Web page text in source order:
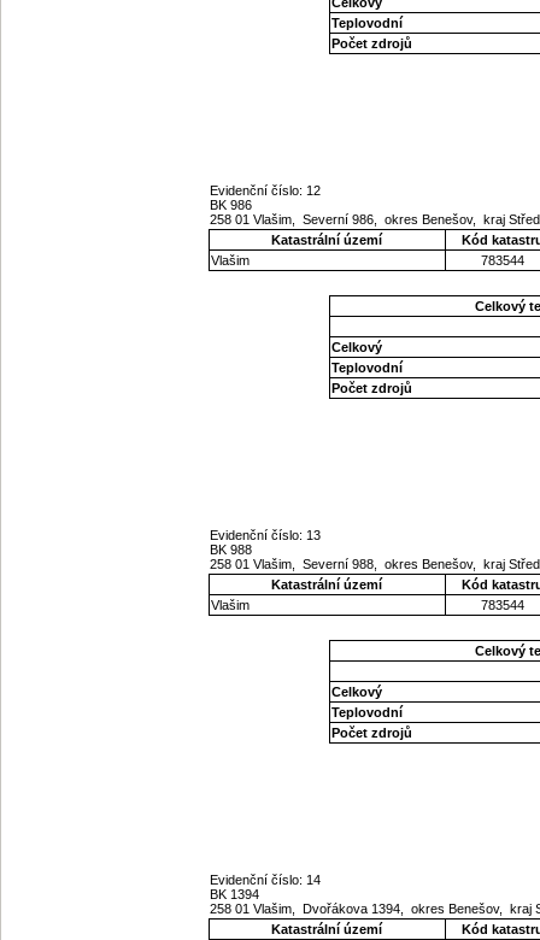
Teplovodní
Počet zdrojů
Evidenční číslo: 12
BK 986
258 01 Vlašim, Severní 986, okres Benešov, kraj
Katastrální území
Kód
Vlašim
783544
Celkový
Celkový
Teplovodní
Počet zdrojů
Evidenční číslo: 13
BK 988
258 01 Vlašim, Severní 988, okres Benešov, kraj
Katastrální území
Kód
Vlašim
783544
Celkový
Celkový
Teplovodní
Počet zdrojů
Evidenční číslo: 14
BK 1394
258 01 Vlašim, Dvořákova 1394, okres Benešov, kraj
Katastrální území
Kód